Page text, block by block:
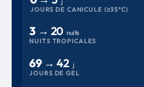
JOURS DE CANICULE (≥35°C)
3 → 20 nuits
NUITS TROPICALES
69 →42 j
JOURS DE GEL